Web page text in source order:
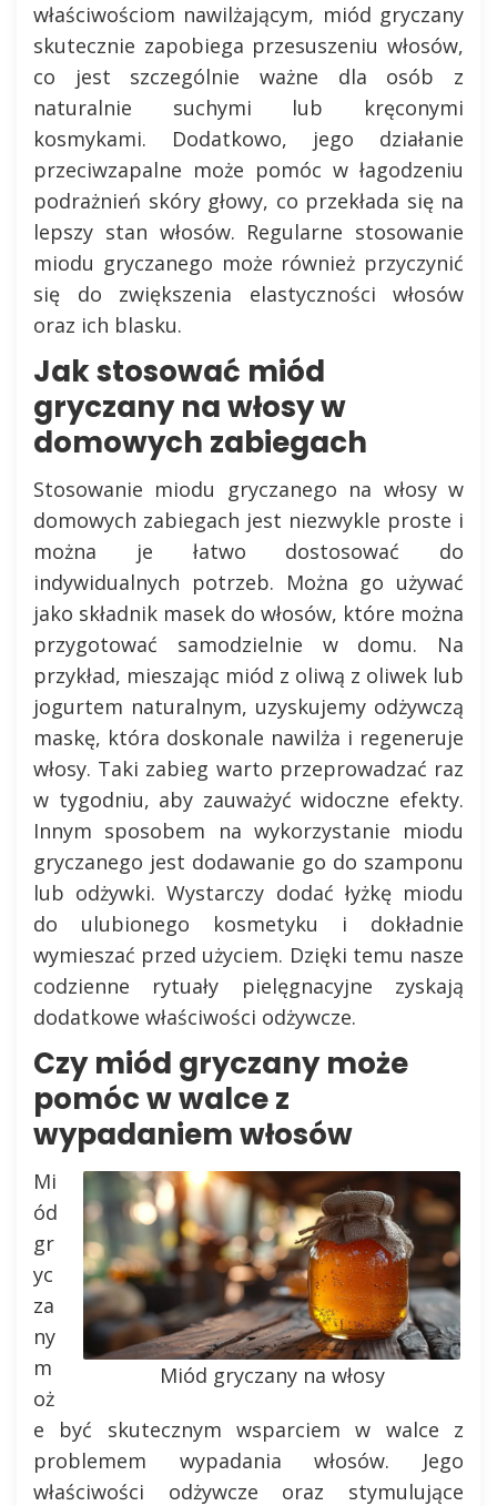
właściwościom nawilżającym, miód gryczany
skutecznie zapobiega przesuszeniu włosów,
co jest szczególnie ważne dla osób z
naturalnie suchymi lub kręconymi
kosmykami. Dodatkowo, jego działanie
przeciwzapalne może pomóc w łagodzeniu
podrażnień skóry głowy, co przekłada się na
lepszy stan włosów. Regularne stosowanie
miodu gryczanego może również przyczynić
się do zwiększenia elastyczności włosów
oraz ich blasku.
Jak stosować miód
gryczany na włosy w
domowych zabiegach
Stosowanie miodu gryczanego na włosy w
domowych zabiegach jest niezwykle proste i
można je łatwo dostosować do
indywidualnych potrzeb. Można go używać
jako składnik masek do włosów, które można
przygotować samodzielnie w domu. Na
przykład, mieszając miód z oliwą z oliwek lub
jogurtem naturalnym, uzyskujemy odżywczą
maskę, która doskonale nawilża i regeneruje
włosy. Taki zabieg warto przeprowadzać raz
w tygodniu, aby zauważyć widoczne efekty.
Innym sposobem na wykorzystanie miodu
gryczanego jest dodawanie go do szamponu
lub odżywki. Wystarczy dodać łyżkę miodu
do ulubionego kosmetyku i dokładnie
wymieszać przed użyciem. Dzięki temu nasze
codzienne rytuały pielęgnacyjne zyskają
dodatkowe właściwości odżywcze.
Czy miód gryczany może
pomóc w walce z
wypadaniem włosów
Miód gryczany na włosy
Mi
ód
gr
yc
za
ny
m
oż
e być skutecznym wsparciem w walce z
problemem wypadania włosów. Jego
właściwości odżywcze oraz stymulujące